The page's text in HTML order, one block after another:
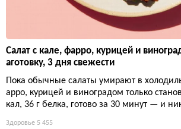
Салат с кале, фарро, курицей и
аготовку, 3 дня свежести
Пока обычные салаты умирают в
арро, курицей и виноградом только
кал, 36 г белка, готово за 30 минут — и
Здоровье 5 455